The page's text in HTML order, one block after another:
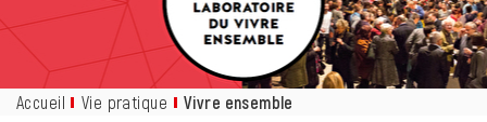
Accueil Vie pratique Vivre ensemble